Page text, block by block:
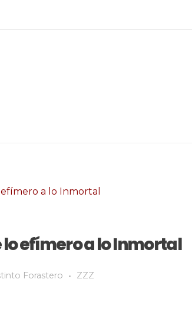
efímero a lo Inmortal
Forastero ZZZ